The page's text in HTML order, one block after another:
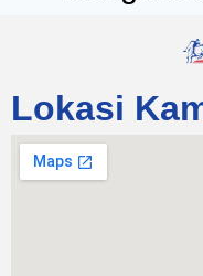
Lokasi